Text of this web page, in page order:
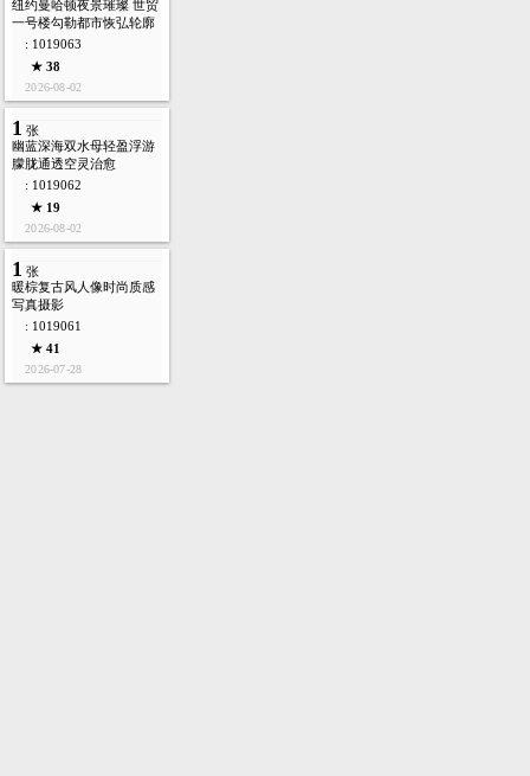
纽约曼哈顿夜景璀璨 世贸
一号楼勾勒都市恢弘轮廓
: 1019063
★ 38
2026-08-02
1 张
幽蓝深海双水母轻盈浮游
朦胧通透空灵治愈
: 1019062
★ 19
2026-08-02
1 张
暖棕复古风人像时尚质感
写真摄影
: 1019061
★ 41
2026-07-28